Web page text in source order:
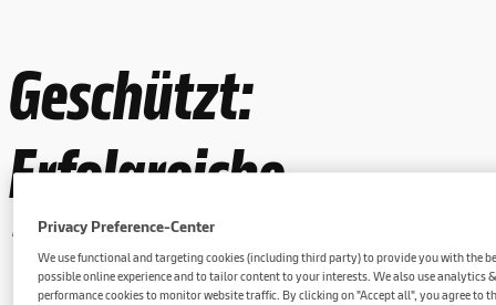
Geschützt:
Erfolgreiche
Teilnahme Allround
Privacy Preference-Center
We use functional and targeting cookies (including third party) to provide you with the
possible online experience and to tailor content to your interests. We also use analytics
performance cookies to monitor website traffic. By clicking on "Accept all", you agree to